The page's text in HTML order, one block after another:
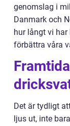
genomslag i
Danmark och
hur långt vi
förbättra våra
Det är tydligt
ljus ut, inte